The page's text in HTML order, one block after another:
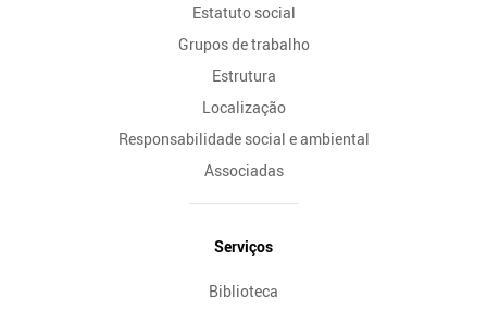
Estatuto social
Grupos de trabalho
Estrutura
Localização
Responsabilidade social e ambiental
Associadas
Serviços
Biblioteca